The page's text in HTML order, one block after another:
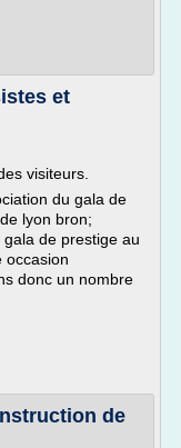
et
visiteurs.
du gala de
lyon bron;
de prestige au
occasion
donc un nombre
de